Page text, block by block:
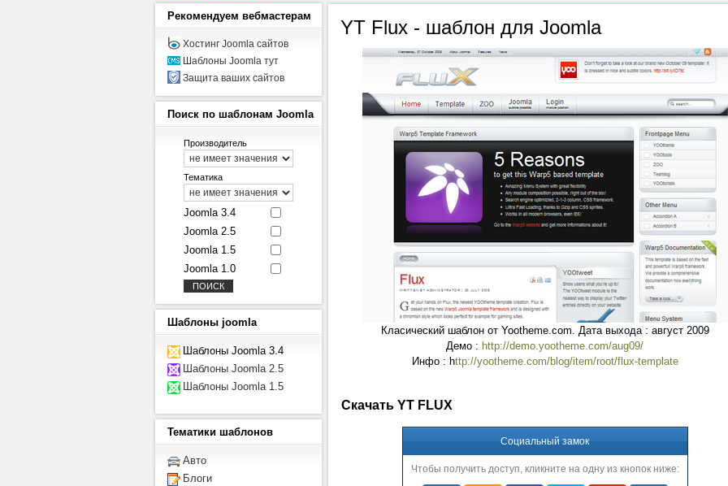
YT Flux - шаблон для Joomla
Класический шаблон от Yootheme.com. Дата выхода : август 2009
Демо : http://demo.yootheme.com/aug09/
Инфо : http://yootheme.com/blog/item/root/flux-template
Скачать YT FLUX
Социальный замок
Чтобы получить доступ, кликните на одну из кнопок ниже:
Рекомендуем вебмастерам
Хостинг Joomla сайтов
Шаблоны Joomla тут
Защита ваших сайтов
Поиск по шаблонам Joomla
Производитель
Тематика
Joomla 3.4
Joomla 2.5
Joomla 1.5
Joomla 1.0
Шаблоны joomla
Шаблоны Joomla 3.4
Шаблоны Joomla 2.5
Шаблоны Joomla 1.5
Тематики шаблонов
Авто
Блоги